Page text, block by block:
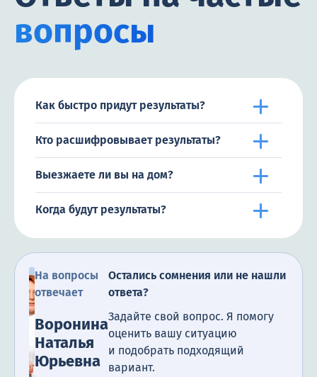
вопросы
Как быстро придут результаты?
Кто расшифровывает результаты?
Выезжаете ли вы на дом?
Когда будут результаты?
На вопросы
отвечает
Воронина
Наталья
Юрьевна
Остались сомнения или не нашли
ответа?
Задайте свой вопрос. Я помогу
оценить вашу ситуацию
и подобрать подходящий
вариант.